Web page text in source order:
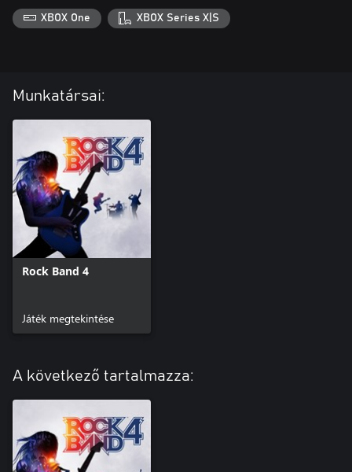
XBOX One XBOX Series X|S
Munkatársai:
Rock Band 4
Játék megtekintése
A következő tartalmazza: